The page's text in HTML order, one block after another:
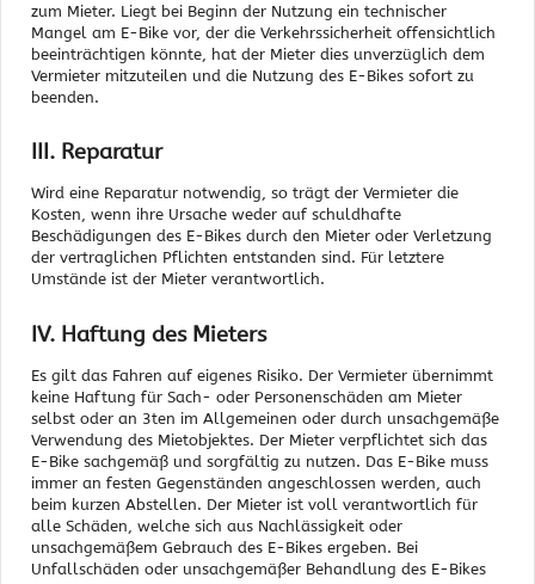
zum Mieter. Liegt bei Beginn der Nutzung ein technischer
Mangel am E-Bike vor, der die Verkehrssicherheit offensichtlich
beeinträchtigen könnte, hat der Mieter dies unverzüglich dem
Vermieter mitzuteilen und die Nutzung des E-Bikes sofort zu
beenden.
III. Reparatur
Wird eine Reparatur notwendig, so trägt der Vermieter die
Kosten, wenn ihre Ursache weder auf schuldhafte
Beschädigungen des E-Bikes durch den Mieter oder Verletzung
der vertraglichen Pflichten entstanden sind. Für letztere
Umstände ist der Mieter verantwortlich.
IV. Haftung des Mieters
Es gilt das Fahren auf eigenes Risiko. Der Vermieter übernimmt
keine Haftung für Sach- oder Personenschäden am Mieter
selbst oder an 3ten im Allgemeinen oder durch unsachgemäße
Verwendung des Mietobjektes. Der Mieter verpflichtet sich das
E-Bike sachgemäß und sorgfältig zu nutzen. Das E-Bike muss
immer an festen Gegenständen angeschlossen werden, auch
beim kurzen Abstellen. Der Mieter ist voll verantwortlich für
alle Schäden, welche sich aus Nachlässigkeit oder
unsachgemäßem Gebrauch des E-Bikes ergeben. Bei
Unfallschäden oder unsachgemäßer Behandlung des E-Bikes